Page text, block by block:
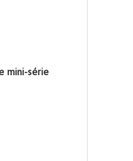
mini-série